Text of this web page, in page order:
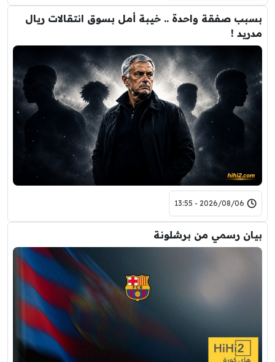
بسبب صفقة واحدة .. خيبة أمل بسوق انتقالات ريال
مدريد !
2026/08/06 - 13:55
بيان رسمي من برشلونة